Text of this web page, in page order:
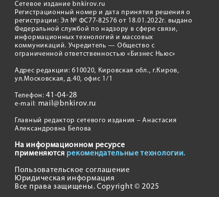
Сетевое издание bnkirov.ru
Регистрационный номер и дата принятия решения о
регистрации: Эл № ФС77-82576 от 18.01.2022г. выдано
Федеральной службой по надзору в сфере связи,
информационных технологий и массовых
коммуникаций. Учредитель — Общество с
ограниченной ответственностью «Бизнес Ньюс»
Адрес редакции: 610020, Кировская обл., г.Киров,
ул.Московская, д.40, офис 1/1
Телефон:41-04-28
e-mail: mail@bnkirov.ru
Главный редактор сетевого издания – Анастасия
Александровна Белова
На информационном ресурсе
применяются рекомендательные технологии.
Пользовательское соглашение
Юридическая информация
Все права защищены. Copyright © 2025